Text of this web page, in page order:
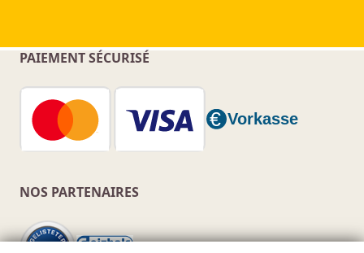
PAIEMENT SÉCURISÉ
NOS PARTENAIRES